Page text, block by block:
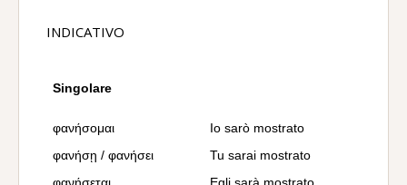
INDICATIVO
Singolare
φανήσομαι
Io sarò mostrato
φανήσῃ / φανήσει
Tu sarai mostrato